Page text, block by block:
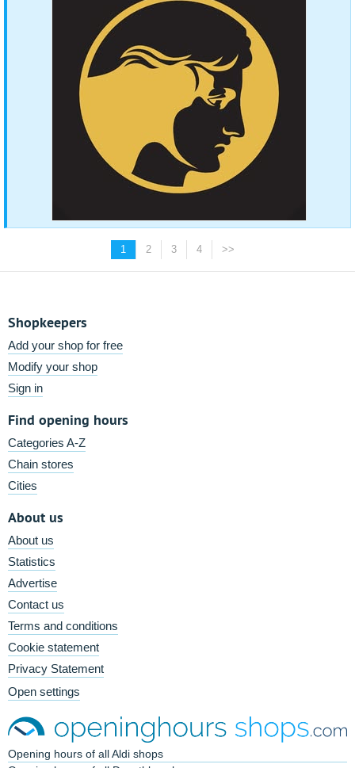
1 2 3 4 >>
Shopkeepers
Add your shop for free
Modify your shop
Sign in
Find opening hours
Categories A-Z
Chain stores
Cities
About us
About us
Statistics
Advertise
Contact us
Terms and conditions
Cookie statement
Privacy Statement
Open settings
Opening hours of all Aldi shops